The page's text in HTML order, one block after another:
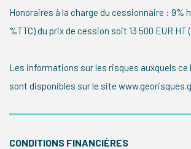
Honoraires à la charge du cessionnaire : 9%
%TTC) du prix de cession soit 13 500 EUR HT
Les informations sur les risques auxquels ce
sont disponibles sur le site
CONDITIONS FINANCIÈRES